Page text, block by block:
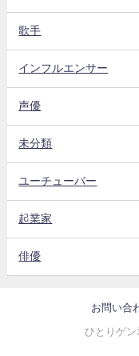
歌手
インフルエンサー
声優
未分類
ユーチューバー
起業家
俳優
お問い合
ひとりゲン